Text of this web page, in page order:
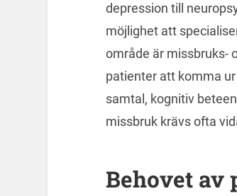
depression till
möjlighet att
område är missbruks-
patienter att komma
samtal, kognitiv
missbruk krävs ofta
Behovet av